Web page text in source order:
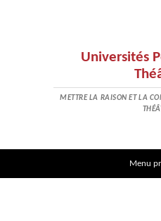
Universités
METTRE LA RAISON ET LA
Menu